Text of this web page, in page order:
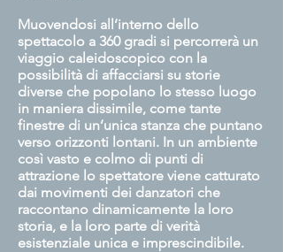
Muovendosi all’interno dello
spettacolo a 360 gradi si percorrerà un
viaggio caleidoscopico con la
possibilità di affacciarsi su storie
diverse che popolano lo stesso luogo
in maniera dissimile, come tante
finestre di un’unica stanza che puntano
verso orizzonti lontani. In un ambiente
così vasto e colmo di punti di
attrazione lo spettatore viene catturato
dai movimenti dei danzatori che
raccontano dinamicamente la loro
storia, e la loro parte di verità
esistenziale unica e imprescindibile.